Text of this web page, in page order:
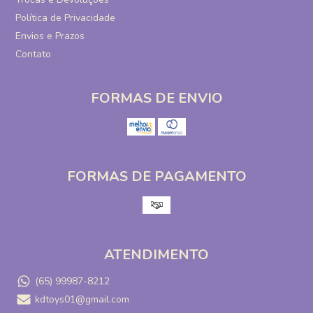
Política de Privacidade
Envios e Prazos
Contato
FORMAS DE ENVIO
FORMAS DE PAGAMENTO
ATENDIMENTO
(65) 99987-8212
kdtoys01@gmail.com